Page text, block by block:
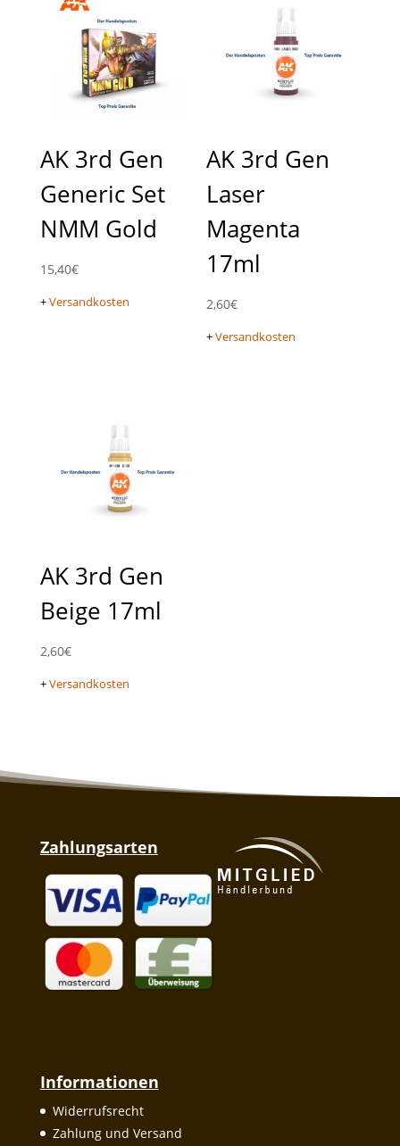
AK 3rd Gen
Generic Set
NMM Gold
15,40€
+Versandkosten
AK 3rd Gen
Laser
Magenta
17ml
2,60€
+Versandkosten
AK 3rd Gen
Beige 17ml
2,60€
+Versandkosten
Zahlungsarten
Informationen
Widerrufsrecht
Zahlung und Versand